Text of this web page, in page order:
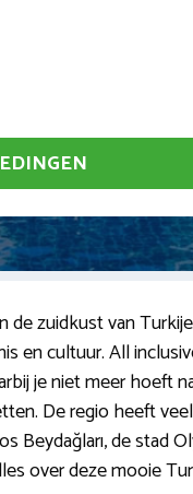
de zuidkust van
en cultuur. All
je niet meer hoeft
De regio heeft
Beydağları, de stad
over deze mooie